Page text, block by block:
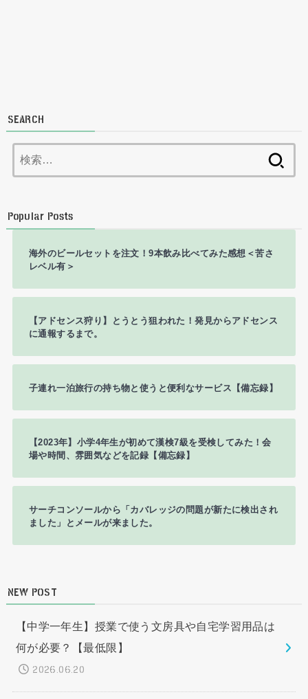
SEARCH
索:
Popular Posts
海外のビールセットを注文！9本飲み比べてみた感想＜苦さ
レベル有＞
【アドセンス狩り】とうとう狙われた！発見からアドセンス
に通報するまで。
子連れ一泊旅行の持ち物と使うと便利なサービス【備忘録】
【2023年】小学4年生が初めて漢検7級を受検してみた！会
場や時間、雰囲気などを記録【備忘録】
サーチコンソールから「カバレッジの問題が新たに検出され
ました」とメールが来ました。
NEW POST
【中学一年生】授業で使う文房具や自宅学習用品は
何が必要？【最低限】
2026.06.20